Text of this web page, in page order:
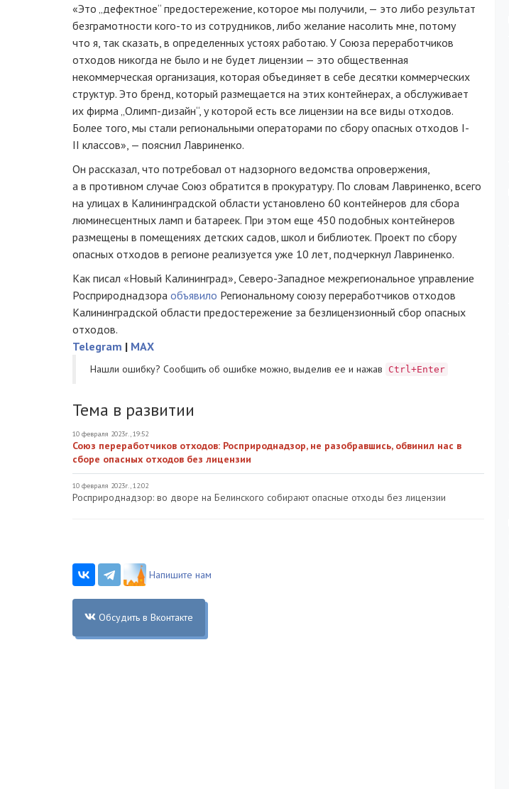
«Это „дефектное“ предостережение, которое мы получили, — это либо результат
безграмотности кого-то из сотрудников, либо желание насолить мне, потому
что я, так сказать, в определенных устоях работаю. У Союза переработчиков
отходов никогда не было и не будет лицензии — это общественная
некоммерческая организация, которая объединяет в себе десятки коммерческих
структур. Это бренд, который размещается на этих контейнерах, а обслуживает
их фирма „Олимп-дизайн“, у которой есть все лицензии на все виды отходов.
Более того, мы стали региональными операторами по сбору опасных отходов I-
II классов», — пояснил Лавриненко.
Он рассказал, что потребовал от надзорного ведомства опровержения,
а в противном случае Союз обратится в прокуратуру. По словам Лавриненко, всего
на улицах в Калининградской области установлено 60 контейнеров для сбора
люминесцентных ламп и батареек. При этом еще 450 подобных контейнеров
размещены в помещениях детских садов, школ и библиотек. Проект по сбору
опасных отходов в регионе реализуется уже 10 лет, подчеркнул Лавриненко.
Как писал «Новый Калининград», Северо-Западное межрегиональное управление
Росприроднадзора объявило Региональному союзу переработчиков отходов
Калининградской области предостережение за безлицензионный сбор опасных
отходов.
Telegram | MAX
Нашли ошибку? Cообщить об ошибке можно, выделив ее и нажав Ctrl+Enter
Тема в развитии
10 февраля 2023г., 19:52
Союз переработчиков отходов: Росприроднадзор, не разобравшись, обвинил нас в
сборе опасных отходов без лицензии
10 февраля 2023г., 12:02
Росприроднадзор: во дворе на Белинского собирают опасные отходы без лицензии
Напишите нам
Обсудить в Вконтакте